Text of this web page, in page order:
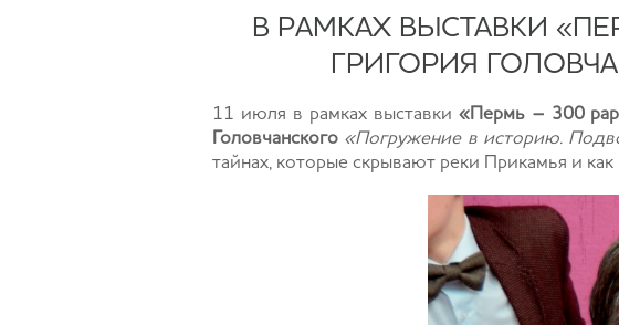
В РАМКАХ ВЫСТАВКИ
ГРИГОРИЯ
11 июля в рамках выставки «Пермь – 300
Головчанского «Погружение в историю.
тайнах, которые скрывают реки Прикамья и